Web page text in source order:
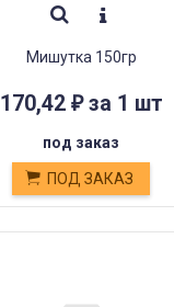
Мишутка 150гр
170,42 ₽за 1 шт
под заказ
ПОД ЗАКАЗ